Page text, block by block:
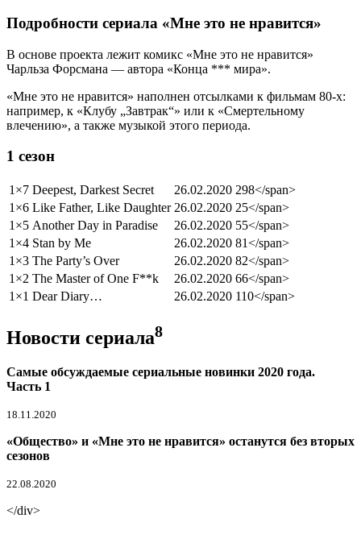
Подробности сериала «Мне это не нравится»
В основе проекта лежит комикс «Мне это не нравится»
Чарльза Форсмана — автора «Конца *** мира».
«Мне это не нравится» наполнен отсылками к фильмам 80-х:
например, к «Клубу „Завтрак“» или к «Смертельному
влечению», а также музыкой этого периода.
1 сезон
1×7 Deepest, Darkest Secret 26.02.2020 298</span>
1×6 Like Father, Like Daughter 26.02.2020 25</span>
1×5 Another Day in Paradise 26.02.2020 55</span>
1×4 Stan by Me 26.02.2020 81</span>
1×3 The Party’s Over 26.02.2020 82</span>
1×2 The Master of One F**k 26.02.2020 66</span>
1×1 Dear Diary… 26.02.2020 110</span>
Новости сериала8
Самые обсуждаемые сериальные новинки 2020 года.
Часть 1
18.11.2020
«Общество» и «Мне это не нравится» останутся без вторых
сезонов
22.08.2020
</div>